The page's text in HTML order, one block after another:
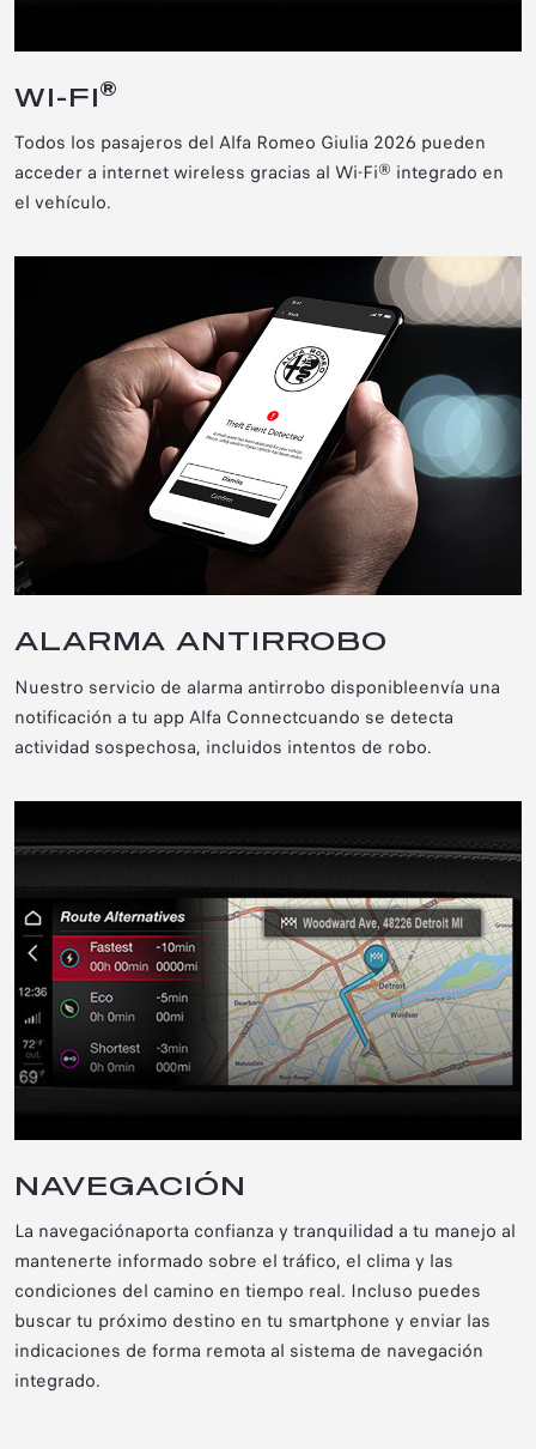
WI-FI ®
Todos los pasajeros del Alfa Romeo Giulia 2026 pueden
acceder a internet wireless gracias al Wi-Fi® integrado en
el vehículo.
ALARMA ANTIRROBO
Nuestro servicio de alarma antirrobo disponibleenvía una
notificación a tu app Alfa Connectcuando se detecta
actividad sospechosa, incluidos intentos de robo.
NAVEGACIÓN
La navegaciónaporta confianza y tranquilidad a tu manejo al
mantenerte informado sobre el tráfico, el clima y las
condiciones del camino en tiempo real. Incluso puedes
buscar tu próximo destino en tu smartphone y enviar las
indicaciones de forma remota al sistema de navegación
integrado.